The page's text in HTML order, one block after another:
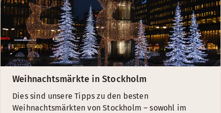
Weihnachtsmärkte in Stockholm
Dies sind unsere Tipps zu den besten
Weihnachtsmärkten von Stockholm – sowohl im